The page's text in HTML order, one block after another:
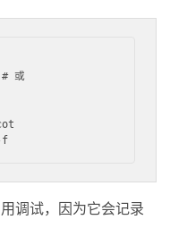
或
调试，因为它会记录